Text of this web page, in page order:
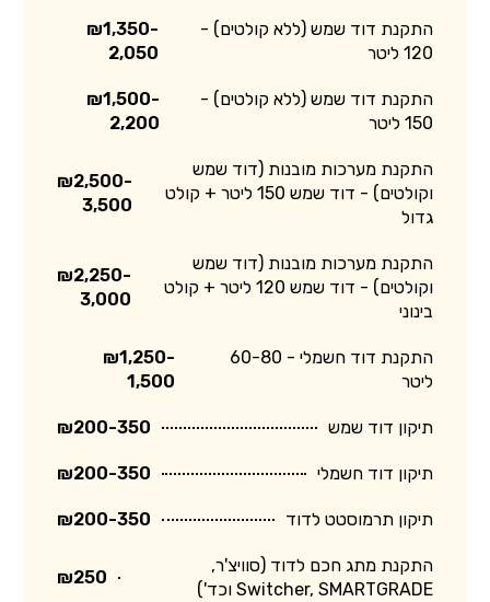
התקנת דוד שמש (ללא קולטים) -
120 ליטר
₪1,350-
2,050
התקנת דוד שמש (ללא קולטים) -
150 ליטר
₪1,500-
2,200
התקנת מערכות מובנות (דוד שמש
וקולטים) - דוד שמש 150 ליטר + קולט
גדול
₪2,500-
3,500
התקנת מערכות מובנות (דוד שמש
וקולטים) - דוד שמש 120 ליטר + קולט
בינוני
₪2,250-
3,000
התקנת דוד חשמלי - 60-80
ליטר
₪1,250-
1,500
תיקון דוד שמש ₪200-350
תיקון דוד חשמלי ₪200-350
תיקון תרמוסטט לדוד ₪200-350
התקנת מתג חכם לדוד (סוויצ'ר,
Switcher, SMARTGRADE וכד')
₪250